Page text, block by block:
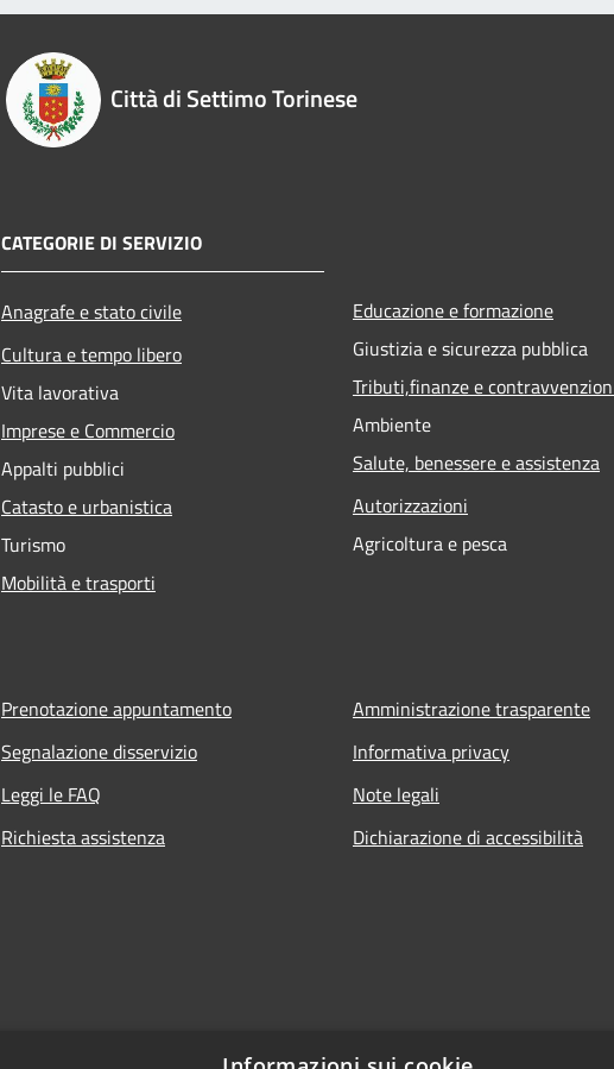
Città di Settimo Torinese
CATEGORIE DI SERVIZIO
Anagrafe e stato civile
Cultura e tempo libero
Vita lavorativa
Imprese e Commercio
Appalti pubblici
Catasto e urbanistica
Turismo
Mobilità e trasporti
Educazione e formazione
Giustizia e sicurezza pubblica
Tributi,finanze e
Ambiente
Salute, benessere e assistenza
Autorizzazioni
Agricoltura e pesca
Prenotazione appuntamento
Segnalazione disservizio
Leggi le FAQ
Richiesta assistenza
Amministrazione trasparente
Informativa privacy
Note legali
Dichiarazione di accessibilità